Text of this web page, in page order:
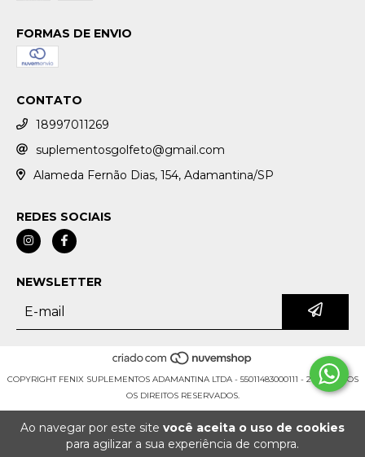
Ao navegar por este site você aceita o uso de cookies
para agilizar a sua experiência de compra.
FORMAS DE ENVIO
CONTATO
18997011269
suplementosgolfeto@gmail.com
Alameda Fernão Dias, 154, Adamantina/SP
REDES SOCIAIS
NEWSLETTER
COPYRIGHT FENIX SUPLEMENTOS ADAMANTINA LTDA - 55011483000111 - 2026. TODOS
OS DIREITOS RESERVADOS.